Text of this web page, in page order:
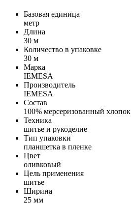
Базовая единица
метр
Длина
30 м
Количество в упаковке
30 м
Марка
IEMESA
Производитель
IEMESA
Состав
100% мерсеризованный хлопок
Техника
шитье и рукоделие
Тип упаковки
планшетка в пленке
Цвет
оливковый
Цель применения
шитье
Ширина
25 мм